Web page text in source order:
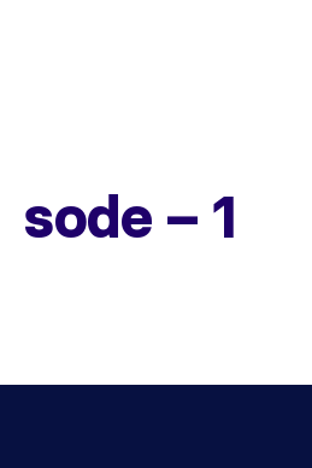
sode – 1